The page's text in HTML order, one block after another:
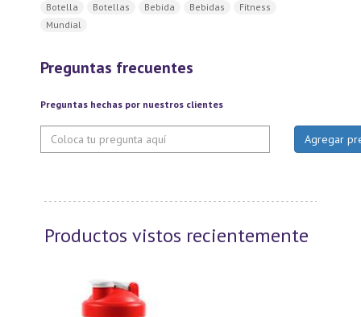
Botella Botellas Bebida Bebidas
Fitness
Mundial
Preguntas frecuentes
Preguntas hechas por nuestros clientes
Productos vistos recientemente